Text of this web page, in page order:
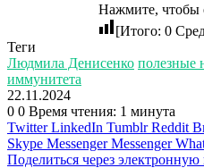
Нажмите, чтобы
[Итого: 0
Теги
Людмила Денисенко полезные
иммунитета
22.11.2024
0 0 Время чтения: 1 минута
Twitter LinkedIn Tumblr Reddit
Skype Messenger Messenger
Поделиться через электронную